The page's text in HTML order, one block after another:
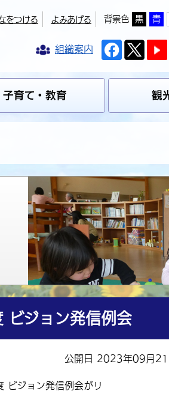
をつける よみあげる 背景色 黒 青
組織案内
子育て・教育 観
ビジョン発信例会
公開日 2023年09月21
ジョン発信例会がリ